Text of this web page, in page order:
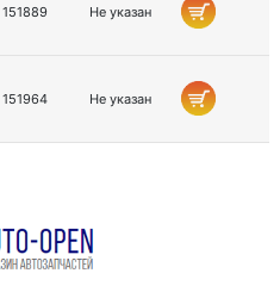
151889 Не указан
151964 Не указан